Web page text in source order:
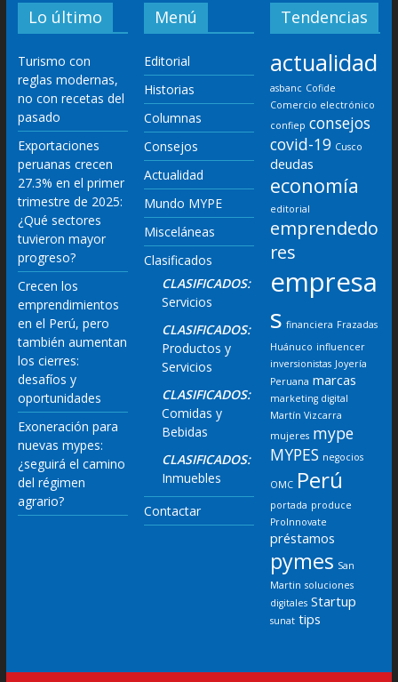
Lo último
Turismo con
reglas modernas,
no con recetas del
pasado
Exportaciones
peruanas crecen
27.3% en el primer
trimestre de 2025:
¿Qué sectores
tuvieron mayor
progreso?
Crecen los
emprendimientos
en el Perú, pero
también aumentan
los cierres:
desafíos y
oportunidades
Exoneración para
nuevas mypes:
¿seguirá el camino
del régimen
agrario?
Menú
Editorial
Historias
Columnas
Consejos
Actualidad
Mundo MYPE
Misceláneas
Clasificados
CLASIFICADOS:
Servicios
CLASIFICADOS:
Productos y
Servicios
CLASIFICADOS:
Comidas y
Bebidas
CLASIFICADOS:
Inmuebles
Contactar
Tendencias
actualidad
asbanc Cofide
Comercio electrónico
confiep consejos
covid-19 Cusco
deudas
economía
editorial
emprendedo
res
empresa
s financiera Frazadas
Huánuco influencer
inversionistas Joyería
Peruana marcas
marketing digital
Martín Vizcarra
mujeres mype
MYPES negocios
OMC Perú
portada produce
ProInnovate
préstamos
pymes San
Martin soluciones
digitales Startup
sunat tips